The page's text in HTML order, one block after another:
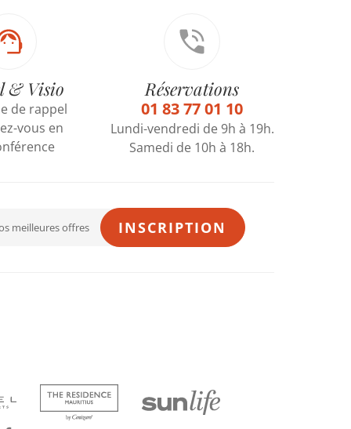
& Visio
de rappel
vous en
Réservations
01 83 77 01 10
Lundi-vendredi de 9h à 19h.
Samedi de 10h à 18h.
INSCRIPTION